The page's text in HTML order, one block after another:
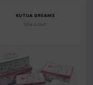
KUTIJA DREAMS
Šifra: 44045